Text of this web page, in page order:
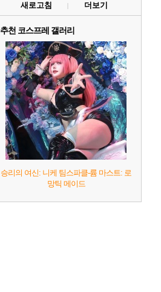
새로고침 더보기
추천 코스프레 갤러리
승리의 여신: 니케 팀스파클-륨 마스트: 로
망틱 메이드